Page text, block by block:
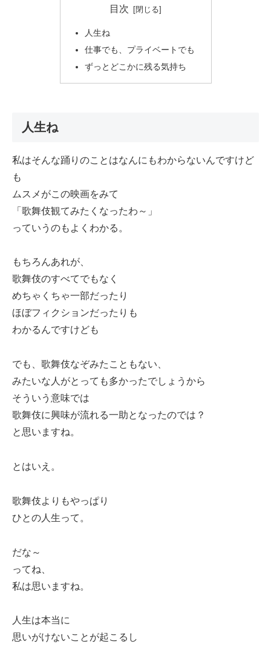
目次
人生ね
仕事でも、プライベートでも
ずっとどこかに残る気持ち
人生ね
私はそんな踊りのことはなんにもわからないんですけど
も
ムスメがこの映画をみて
「歌舞伎観てみたくなったわ～」
っていうのもよくわかる。
もちろんあれが、
歌舞伎のすべてでもなく
めちゃくちゃ一部だったり
ほぼフィクションだったりも
わかるんですけども
でも、歌舞伎なぞみたこともない、
みたいな人がとっても多かったでしょうから
そういう意味では
歌舞伎に興味が流れる一助となったのでは？
と思いますね。
とはいえ。
歌舞伎よりもやっぱり
ひとの人生って。
だな～
ってね、
私は思いますね。
人生は本当に
思いがけないことが起こるし